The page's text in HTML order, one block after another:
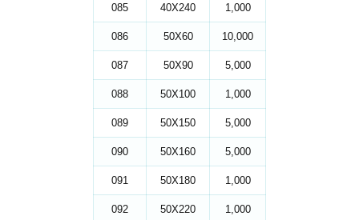
085 40X240 1,000
086 50X60 10,000
087 50X90 5,000
088 50X100 1,000
089 50X150 5,000
090 50X160 5,000
091 50X180 1,000
092 50X220 1,000